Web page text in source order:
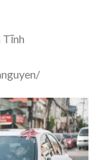
Tĩnh